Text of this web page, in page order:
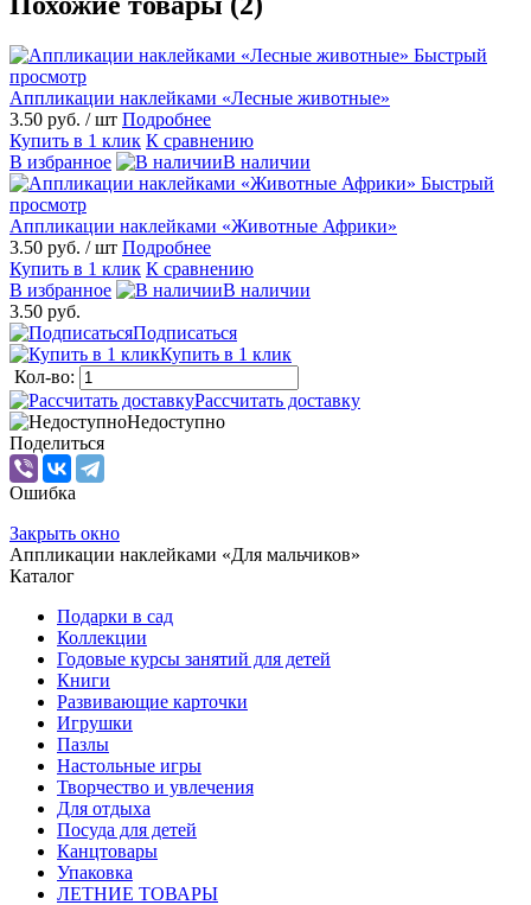
Быстрый
просмотр
Аппликации наклейками «Лесные животные»
3.50 руб. / шт Подробнее
Купить в 1 клик К сравнению
В избранное
В наличии
Быстрый
просмотр
Аппликации наклейками «Животные Африки»
3.50 руб. / шт Подробнее
Купить в 1 клик К сравнению
В избранное
В наличии
3.50 руб.
Подписаться
Купить в 1 клик
Кол-во:
Рассчитать доставку
Недоступно
Поделиться
Ошибка
Закрыть окно
Аппликации наклейками «Для мальчиков»
Каталог
Подарки в сад
Коллекции
Годовые курсы занятий для детей
Книги
Развивающие карточки
Игрушки
Пазлы
Настольные игры
Творчество и увлечения
Для отдыха
Посуда для детей
Канцтовары
Упаковка
ЛЕТНИЕ ТОВАРЫ